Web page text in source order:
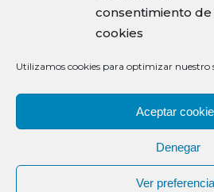
consentimiento de
cookies
Utilizamos cookies para optimizar nuestro
Aceptar
Denegar
Ver
© Fundación La Casa Grande de
Santa Teresa
Privacidad
Aviso legal